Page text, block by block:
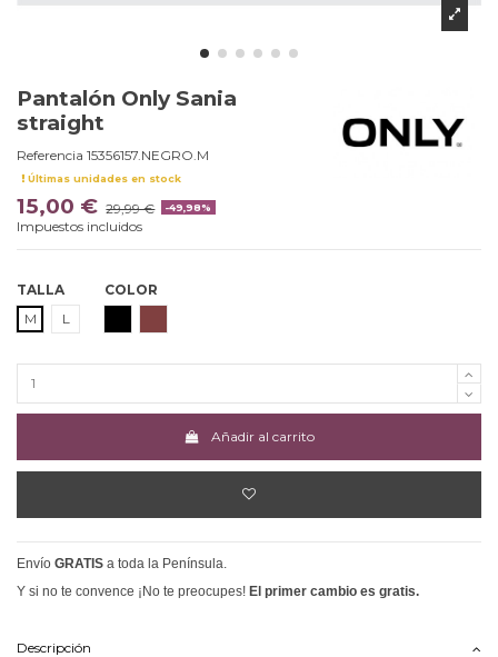
Pantalón Only Sania
straight
Referencia 15356157.NEGRO.M
Últimas unidades en stock
15,00 € 29,99 € -49,98%
Impuestos incluidos
TALLA
M
L
COLOR
Añadir al carrito
Envío GRATIS a toda la Península.
Y si no te convence ¡No te preocupes! El primer cambio es gratis.
Descripción